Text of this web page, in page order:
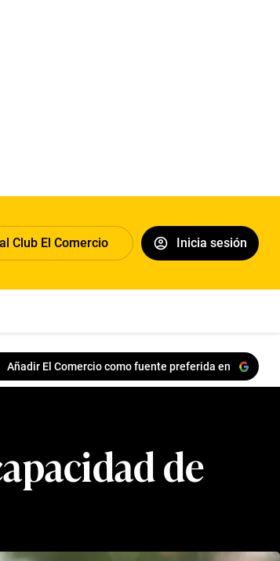
Club El Comercio Inicia sesión
Añadir El Comercio como fuente preferida en
de